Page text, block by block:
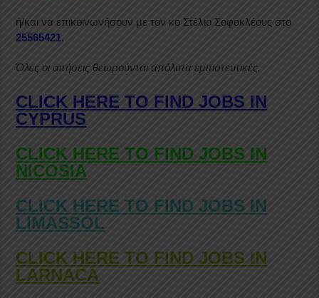
ή/και να επικοινωνήσουν με τον κο Στέλιο Σοφοκλέους στο
25565421.
Όλες οι αιτήσεις θεωρούνται απόλυτα εμπιστευτικές.
CLICK HERE TO FIND JOBS IN
CYPRUS
CLICK HERE TO FIND JOBS IN
NICOSIA
CLICK HERE TO FIND JOBS IN
LIMASSOL
CLICK HERE TO FIND JOBS IN
LARNACA